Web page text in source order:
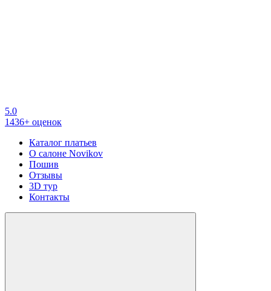
5.0
1436+ оценок
Каталог платьев
О салоне Novikov
Пошив
Отзывы
3D тур
Контакты